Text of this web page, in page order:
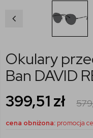
Okulary
Ban DAVID
399,51 zł
cena obniżona: promocja